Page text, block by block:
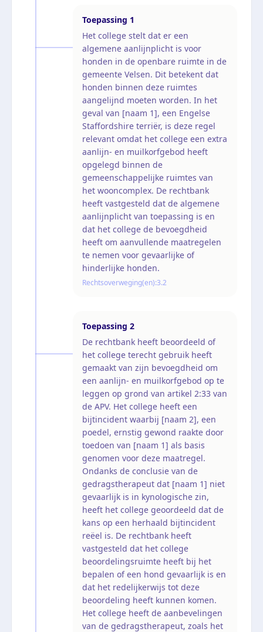
Toepassing 1
Het college stelt dat er een
algemene aanlijnplicht is voor
honden in de openbare ruimte in de
gemeente Velsen. Dit betekent dat
honden binnen deze ruimtes
aangelijnd moeten worden. In het
geval van [naam 1], een Engelse
Staffordshire terriër, is deze regel
relevant omdat het college een extra
aanlijn- en muilkorfgebod heeft
opgelegd binnen de
gemeenschappelijke ruimtes van
het wooncomplex. De rechtbank
heeft vastgesteld dat de algemene
aanlijnplicht van toepassing is en
dat het college de bevoegdheid
heeft om aanvullende maatregelen
te nemen voor gevaarlijke of
hinderlijke honden.
Rechtsoverweging(en):3.2
Toepassing 2
De rechtbank heeft beoordeeld of
het college terecht gebruik heeft
gemaakt van zijn bevoegdheid om
een aanlijn- en muilkorfgebod op te
leggen op grond van artikel 2:33 van
de APV. Het college heeft een
bijtincident waarbij [naam 2], een
poedel, ernstig gewond raakte door
toedoen van [naam 1] als basis
genomen voor deze maatregel.
Ondanks de conclusie van de
gedragstherapeut dat [naam 1] niet
gevaarlijk is in kynologische zin,
heeft het college geoordeeld dat de
kans op een herhaald bijtincident
reëel is. De rechtbank heeft
vastgesteld dat het college
beoordelingsruimte heeft bij het
bepalen of een hond gevaarlijk is en
dat het redelijkerwijs tot deze
beoordeling heeft kunnen komen.
Het college heeft de aanbevelingen
van de gedragstherapeut, zoals het